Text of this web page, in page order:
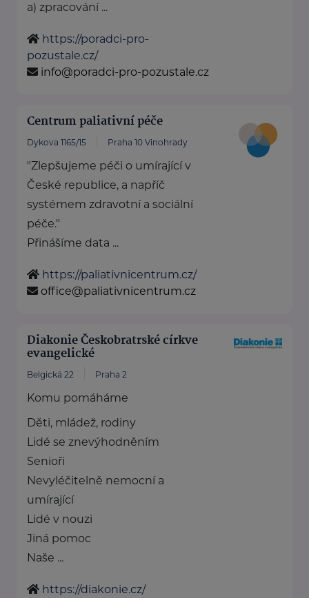
a) zpracování ...
https://poradci-pro-
pozustale.cz/
info@poradci-pro-pozustale.cz
Centrum paliativní péče
Dykova 1165/15 Praha 10 Vinohrady
"Zlepšujeme péči o umírající v
České republice, a napříč
systémem zdravotní a sociální
péče."
Přinášíme data ...
https://paliativnicentrum.cz/
office@paliativnicentrum.cz
Diakonie Českobratrské církve
evangelické
Belgická 22 Praha 2
Komu pomáháme
Děti, mládež, rodiny
Lidé se znevýhodněním
Senioři
Nevyléčitelně nemocní a
umírající
Lidé v nouzi
Jiná pomoc
Naše ...
https://diakonie.cz/